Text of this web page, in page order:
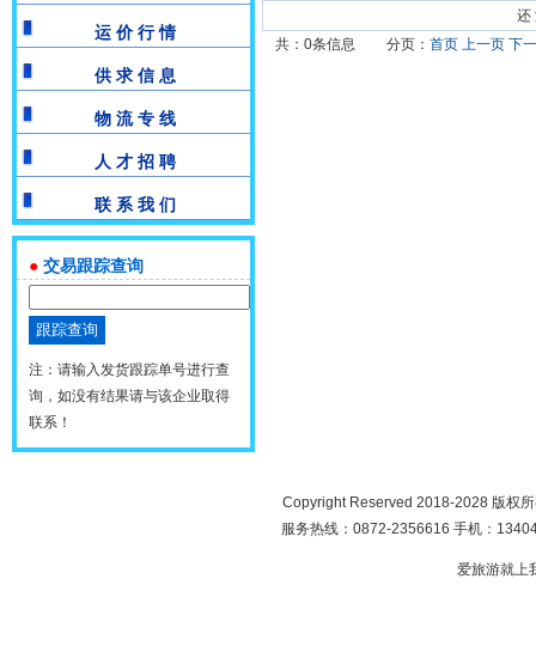
运 价 行 情
供 求 信 息
物 流 专 线
人 才 招 聘
联 系 我 们
● 交易跟踪查询
注：请输入发货跟踪单号进行查
询，如没有结果请与该企业取得
联系！
还
共：0条信息
分页： 首页 上一页 下
Copyright Reserved 2018-2028 版权
服务热线：0872-2356616 手机：
爱旅游就上